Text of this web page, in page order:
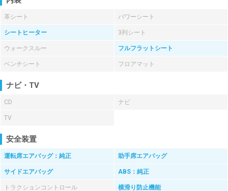
革シート パワーシート
シートヒーター 3列シート
ウォークスルー フルフラットシート
ベンチシート フロアマット
ナビ・TV
CD ナビ
TV
安全装置
運転席エアバッグ：純正 助手席エアバッグ
サイドエアバッグ ABS：純正
トラクションコントロール 横滑り防止機能